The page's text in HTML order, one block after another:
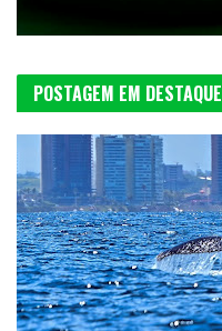
POSTAGEM EM DESTAQUE